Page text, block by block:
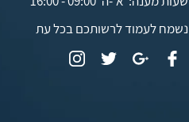
נשמח לעמוד לרשותכם בכל עת